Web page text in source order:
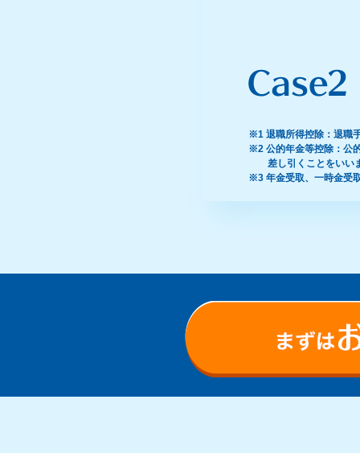
※1 退職所得控除：退職
※2 公的年金等控除：公
差し引くことをいい
※3 年金受取、一時金受